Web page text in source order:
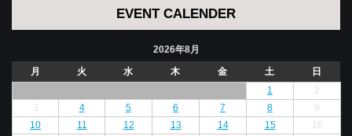
EVENT CALENDER
2026年8月
月
火 水 木 金 土
日
1
2
3
4 5 6 7 8
9
10
11 12 13 14 15
16